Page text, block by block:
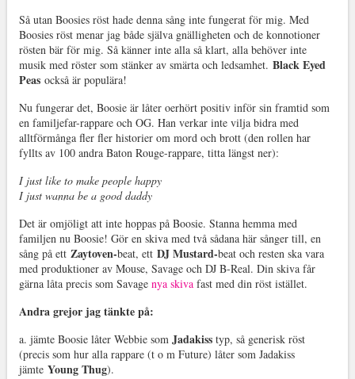
Så utan Boosies röst hade denna sång inte fungerat för mig. Med
Boosies röst menar jag både själva gnälligheten och de konnotioner
rösten bär för mig. Så känner inte alla så klart, alla behöver inte
musik med röster som stänker av smärta och ledsamhet. Black Eyed
Peas också är populära!
Nu fungerar det, Boosie är låter oerhört positiv inför sin framtid som
en familjefar-rappare och OG. Han verkar inte vilja bidra med
alltförmånga fler fler historier om mord och brott (den rollen har
fyllts av 100 andra Baton Rouge-rappare, titta längst ner):
I just like to make people happy
I just wanna be a good daddy
Det är omjöligt att inte hoppas på Boosie. Stanna hemma med
familjen nu Boosie! Gör en skiva med två sådana här sånger till, en
sång på ett Zaytoven-beat, ett DJ Mustard-beat och resten ska vara
med produktioner av Mouse, Savage och DJ B-Real. Din skiva får
gärna låta precis som Savage nya skivafast med din röst istället.
Andra grejor jag tänkte på:
a. jämte Boosie låter Webbie som Jadakisstyp, så generisk röst
(precis som hur alla rappare (t o m Future) låter som Jadakiss
jämte Young Thug).